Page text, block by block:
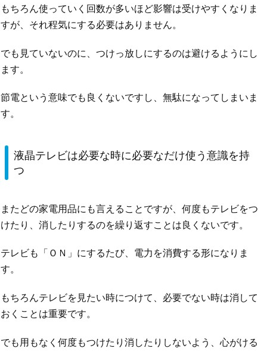
もちろん使っていく回数が多いほど影響は受けやすくなりま
すが、それ程気にする必要はありません。
でも見ていないのに、つけっ放しにするのは避けるようにし
ます。
節電という意味でも良くないですし、無駄になってしまいま
す。
液晶テレビは必要な時に必要なだけ使う意識を持
つ
またどの家電用品にも言えることですが、何度もテレビをつ
けたり、消したりするのを繰り返すことは良くないです。
テレビも「ＯＮ」にするたび、電力を消費する形になりま
す。
もちろんテレビを見たい時につけて、必要でない時は消して
おくことは重要です。
でも用もなく何度もつけたり消したりしないよう、心がける